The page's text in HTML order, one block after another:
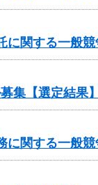
に関する一般
集【選定結果】
に関する一般